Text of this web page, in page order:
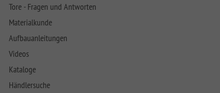
Tore - Fragen und Antworten
Materialkunde
Aufbauanleitungen
Videos
Kataloge
Händlersuche